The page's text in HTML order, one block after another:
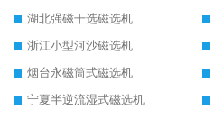
湖北强磁干选磁选机
浙江小型河沙磁选机
烟台永磁筒式磁选机
宁夏半逆流湿式磁选机